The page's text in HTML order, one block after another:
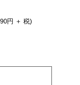
円 ＋ 税)